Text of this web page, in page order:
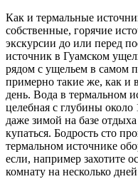
Как и термальные
собственные, горячие
экскурсии до или перед
источник в Гуамском
рядом с ущельем в самом
примерно такие же, как и
день. Вода в термальном
целебная с глубины около
даже зимой на базе
купаться. Бодрость сто
термальном источнике
если, например захотите
комнату на несколько